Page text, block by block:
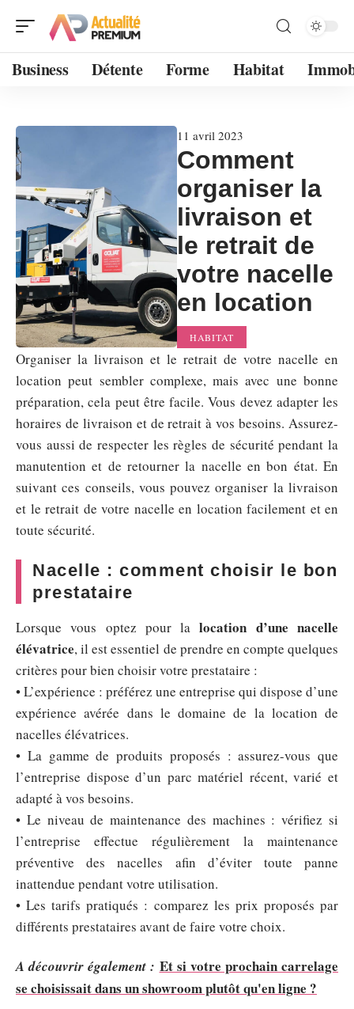
Business Détente Forme Habitat
11 avril 2023
Comment
organiser la
livraison et
le retrait de
votre nacelle
en location
HABITAT
Organiser la livraison et le retrait de votre nacelle en
location peut sembler complexe, mais avec une bonne
préparation, cela peut être facile. Vous devez adapter les
horaires de livraison et de retrait à vos besoins. Assurez-
vous aussi de respecter les règles de sécurité pendant la
manutention et de retourner la nacelle en bon état. En
suivant ces conseils, vous pouvez organiser la livraison
et le retrait de votre nacelle en location facilement et en
toute sécurité.
Nacelle : comment choisir le bon
prestataire
Lorsque vous optez pour lalocation d’une nacelle
élévatrice, il est essentiel de prendre en compte quelques
critères pour bien choisir votre prestataire :
• L’expérience : préférez une entreprise qui dispose d’une
expérience avérée dans le domaine de la location de
nacelles élévatrices.
• La gamme de produits proposés : assurez-vous que
l’entreprise dispose d’un parc matériel récent, varié et
adapté à vos besoins.
• Le niveau de maintenance des machines : vérifiez si
l’entreprise effectue régulièrement la maintenance
préventive des nacelles afin d’éviter toute panne
inattendue pendant votre utilisation.
• Les tarifs pratiqués : comparez les prix proposés par
différents prestataires avant de faire votre choix.
A découvrir également : Et si votre prochain carrelage
se choisissait dans un showroom plutôt qu'en ligne ?